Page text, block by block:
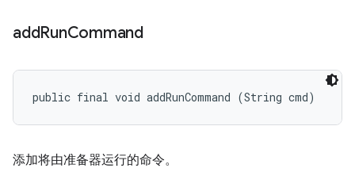
addRunCommand
public final void addRunCommand (String cmd)
添加将由准备器运行的命令。